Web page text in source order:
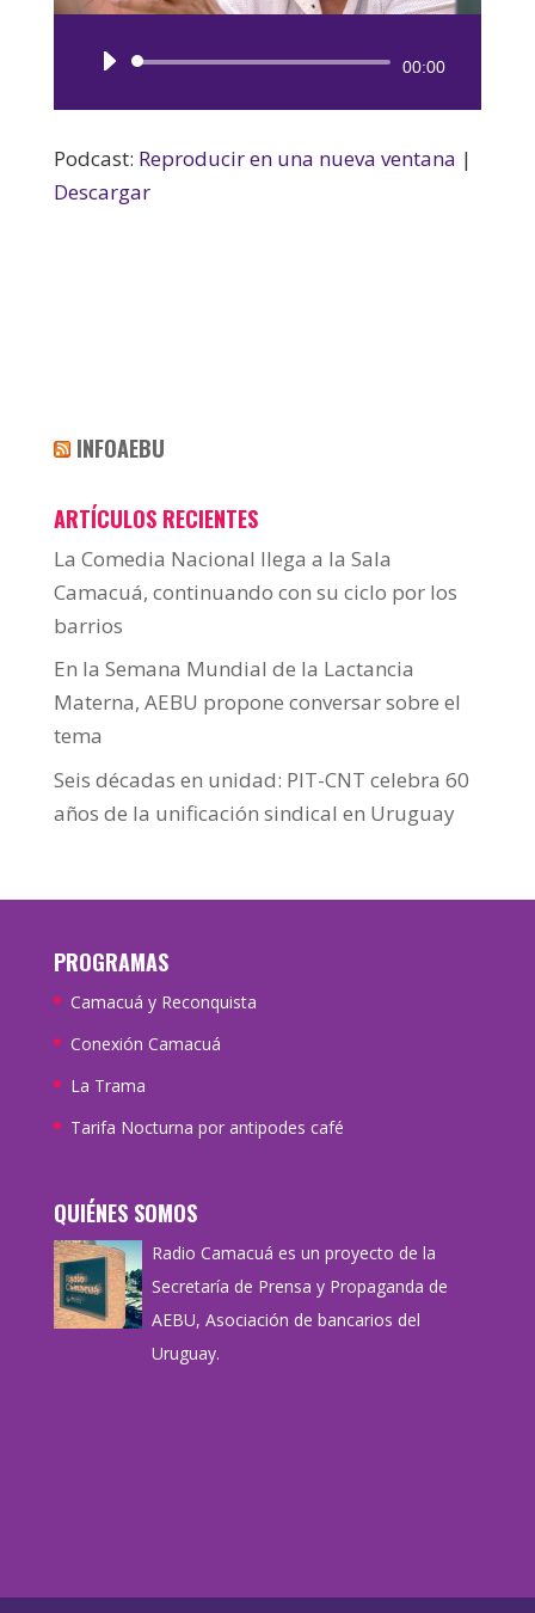
Reproductor
00:00
Podcast: Reproducir en una nueva ventana |
Descargar
INFOAEBU
ARTÍCULOS RECIENTES
La Comedia Nacional llega a la Sala
Camacuá, continuando con su ciclo por los
barrios
En la Semana Mundial de la Lactancia
Materna, AEBU propone conversar sobre el
tema
Seis décadas en unidad: PIT-CNT celebra 60
años de la unificación sindical en Uruguay
PROGRAMAS
Camacuá y Reconquista
Conexión Camacuá
La Trama
Tarifa Nocturna por antipodes café
QUIÉNES SOMOS
Radio Camacuá es un proyecto de la
Secretaría de Prensa y Propaganda de
AEBU, Asociación de bancarios del
Uruguay.